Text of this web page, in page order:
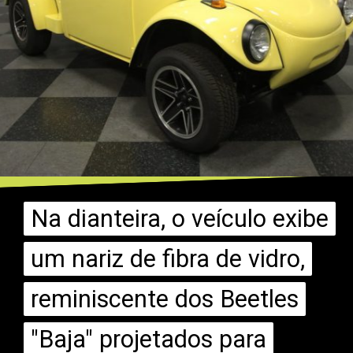
Na dianteira, o veículo exibe
um nariz de fibra de vidro,
reminiscente dos Beetles
"Baja" projetados para
Na dianteira, o veículo exibe
um nariz de fibra de vidro,
reminiscente dos Beetles
"Baja" projetados para